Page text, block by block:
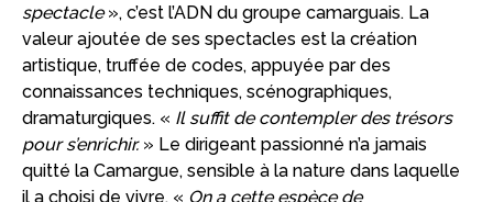
spectacle», c’est l’ADN du groupe camarguais. La
valeur ajoutée de ses spectacles est la création
artistique, truffée de codes, appuyée par des
connaissances techniques, scénographiques,
dramaturgiques. « Il suffit de contempler des trésors
pour s’enrichir.» Le dirigeant passionné n’a jamais
quitté la Camargue, sensible à la nature dans laquelle
il a choisi de vivre. « On a cette espèce de